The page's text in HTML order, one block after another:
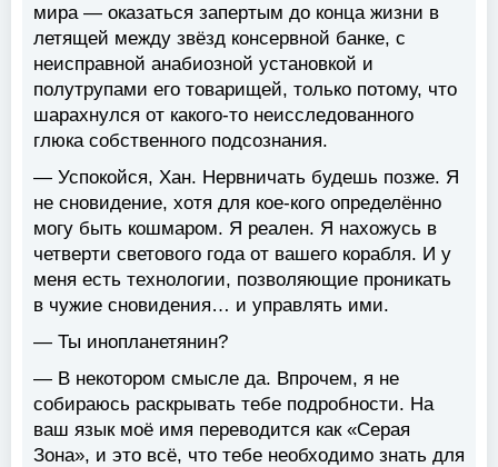
мира — оказаться запертым до конца жизни в
летящей между звёзд консервной банке, с
неисправной анабиозной установкой и
полутрупами его товарищей, только потому, что
шарахнулся от какого-то неисследованного
глюка собственного подсознания.
— Успокойся, Хан. Нервничать будешь позже. Я
не сновидение, хотя для кое-кого определённо
могу быть кошмаром. Я реален. Я нахожусь в
четверти светового года от вашего корабля. И у
меня есть технологии, позволяющие проникать
в чужие сновидения… и управлять ими.
— Ты инопланетянин?
— В некотором смысле да. Впрочем, я не
собираюсь раскрывать тебе подробности. На
ваш язык моё имя переводится как «Серая
Зона», и это всё, что тебе необходимо знать для